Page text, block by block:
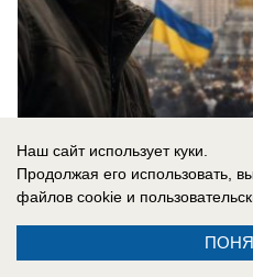
06.08.2026
В России
«Важно похоронить
Наш сайт использует куки.
Продолжая его использовать,
файлов cookie и